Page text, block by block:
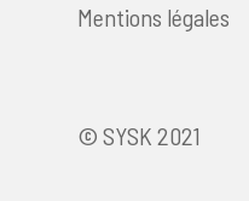
Mentions légales
© SYSK 2021